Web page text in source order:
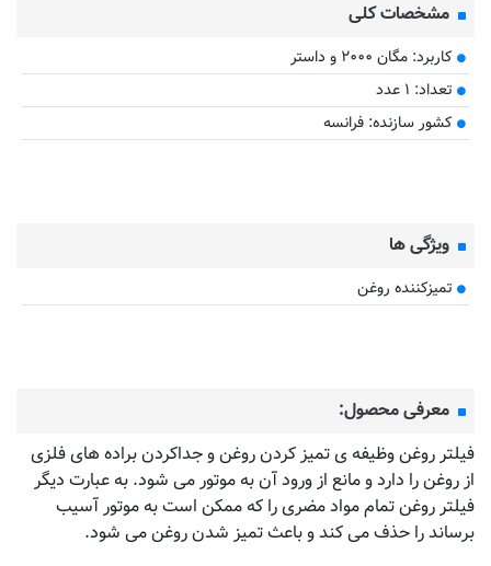
مشخصات کلی
کاربرد: مگان ۲۰۰۰ و داستر
تعداد: ۱ عدد
کشور سازنده: فرانسه
ویژگی ها
تمیزکننده روغن
معرفی محصول:
فیلتر روغن وظیفه ی تمیز کردن روغن و جداکردن براده های فلزی
از روغن را دارد و مانع از ورود آن به موتور می شود. به عبارت دیگر
فیلتر روغن تمام مواد مضری را که ممکن است به موتور آسیب
برساند را حذف می کند و باعث تمیز شدن روغن می شود.